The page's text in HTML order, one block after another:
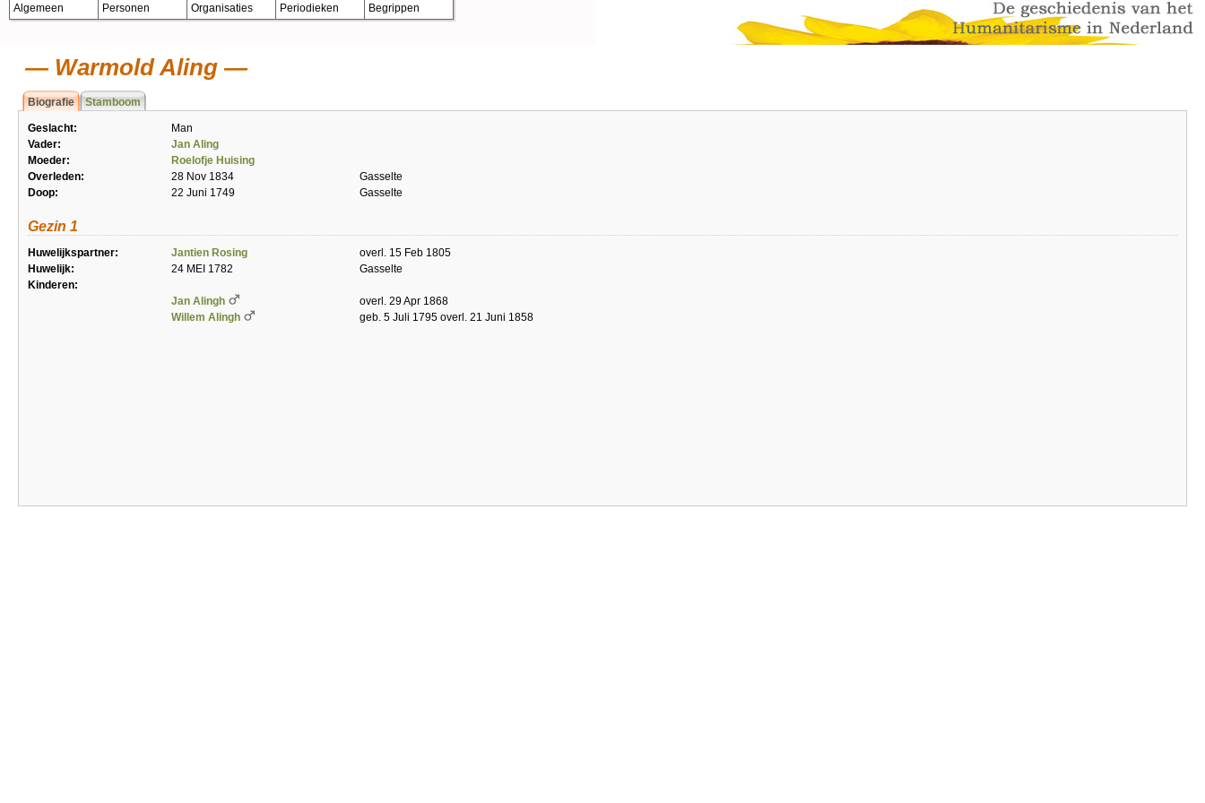
Algemeen Personen Organisaties Periodieken Begrippen
Warmold Aling
Biografie Stamboom
Geslacht:
Man
Vader:
Jan Aling
Moeder:
Roelofje Huising
Overleden:
28 Nov 1834
Gasselte
Doop:
22 Juni 1749 Gasselte
Gezin 1
Huwelijkspartner: Jantien Rosing
overl. 15 Feb 1805
Huwelijk:
24 MEI 1782
Gasselte
Kinderen:
Jan Alingh
overl. 29 Apr 1868
Willem Alingh
geb. 5 Juli 1795 overl. 21 Juni 1858